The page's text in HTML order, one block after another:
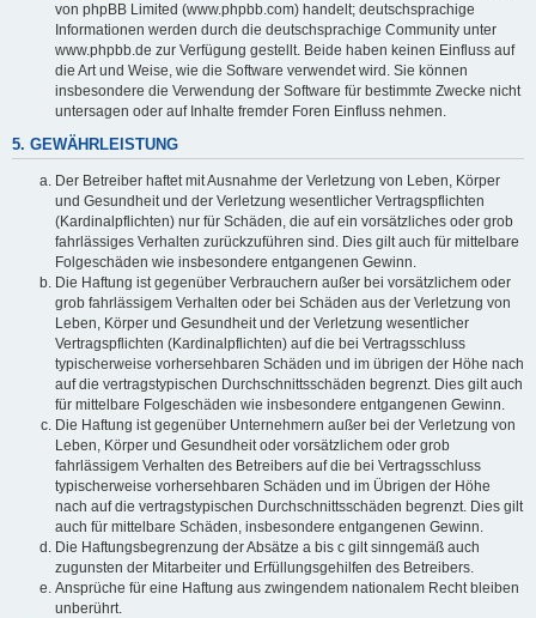
von phpBB Limited (www.phpbb.com) handelt; deutschsprachige
Informationen werden durch die deutschsprachige Community unter
www.phpbb.de zur Verfügung gestellt. Beide haben keinen Einfluss auf
die Art und Weise, wie die Software verwendet wird. Sie können
insbesondere die Verwendung der Software für bestimmte Zwecke nicht
untersagen oder auf Inhalte fremder Foren Einfluss nehmen.
5. GEWÄHRLEISTUNG
Der Betreiber haftet mit Ausnahme der Verletzung von Leben, Körper
und Gesundheit und der Verletzung wesentlicher Vertragspflichten
(Kardinalpflichten) nur für Schäden, die auf ein vorsätzliches oder grob
fahrlässiges Verhalten zurückzuführen sind. Dies gilt auch für mittelbare
Folgeschäden wie insbesondere entgangenen Gewinn.
Die Haftung ist gegenüber Verbrauchern außer bei vorsätzlichem oder
grob fahrlässigem Verhalten oder bei Schäden aus der Verletzung von
Leben, Körper und Gesundheit und der Verletzung wesentlicher
Vertragspflichten (Kardinalpflichten) auf die bei Vertragsschluss
typischerweise vorhersehbaren Schäden und im übrigen der Höhe nach
auf die vertragstypischen Durchschnittsschäden begrenzt. Dies gilt auch
für mittelbare Folgeschäden wie insbesondere entgangenen Gewinn.
Die Haftung ist gegenüber Unternehmern außer bei der Verletzung von
Leben, Körper und Gesundheit oder vorsätzlichem oder grob
fahrlässigem Verhalten des Betreibers auf die bei Vertragsschluss
typischerweise vorhersehbaren Schäden und im Übrigen der Höhe
nach auf die vertragstypischen Durchschnittsschäden begrenzt. Dies gilt
auch für mittelbare Schäden, insbesondere entgangenen Gewinn.
Die Haftungsbegrenzung der Absätze a bis c gilt sinngemäß auch
zugunsten der Mitarbeiter und Erfüllungsgehilfen des Betreibers.
Ansprüche für eine Haftung aus zwingendem nationalem Recht bleiben
unberührt.